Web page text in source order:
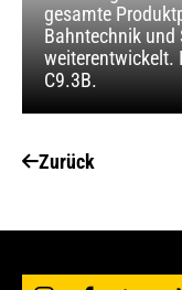
gesamte
Bahntechnik
weiterentwickelt.
C9.3B.
Zurück